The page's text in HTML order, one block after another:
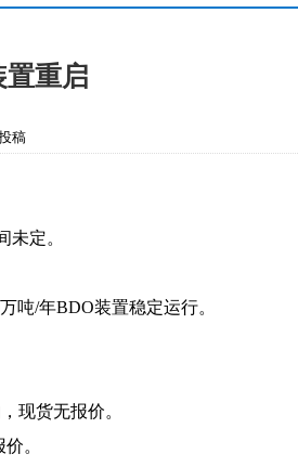
置重启
稿
未定。
吨/年BDO装置稳定运行。
现货无报价。
。